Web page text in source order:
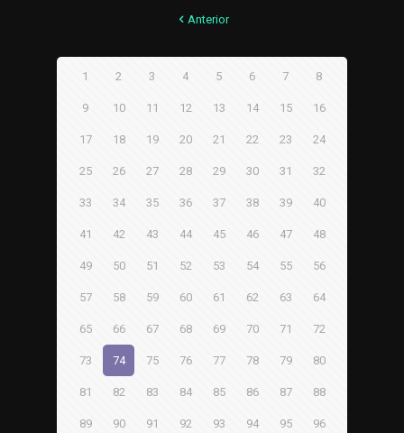
Anterior
1 2 3 4 5 6 7 8
9 10 11 12 13 14 15 16
17 18 19 20 21 22 23 24
25 26 27 28 29 30 31 32
33 34 35 36 37 38 39 40
41 42 43 44 45 46 47 48
49 50 51 52 53 54 55 56
57 58 59 60 61 62 63 64
65 66 67 68 69 70 71 72
73 74 75 76 77 78 79 80
81 82 83 84 85 86 87 88
89 90 91 92 93 94 95 96